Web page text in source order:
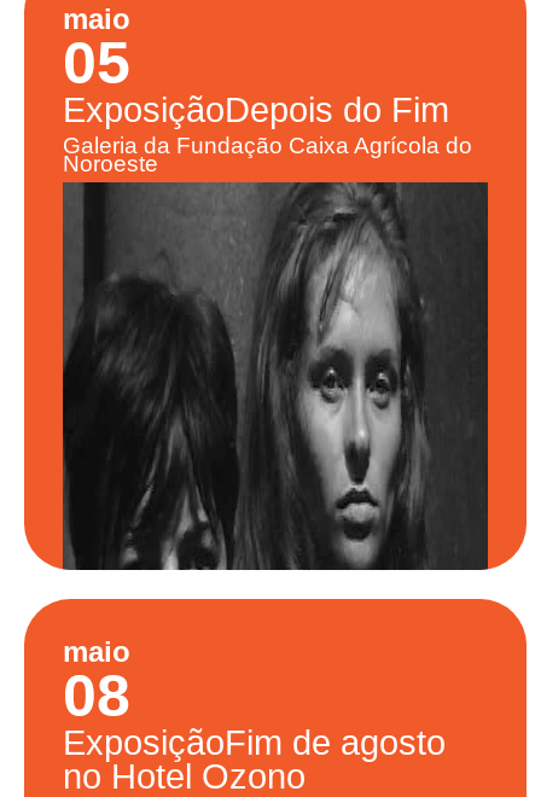
maio
05
ExposiçãoDepois do Fim
Galeria da Fundação Caixa Agrícola do
Noroeste
maio
08
ExposiçãoFim de agosto
no Hotel Ozono